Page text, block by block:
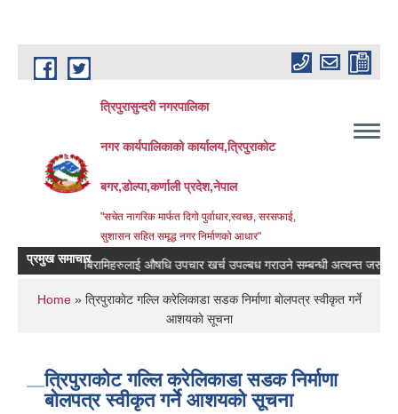
Skip to main content
त्रिपुरासुन्दरी नगरपालिका
नगर कार्यपालिकाको कार्यालय,त्रिपुराकोट
बगर,डोल्पा,कर्णाली प्रदेश,नेपाल
"सचेत नागरिक मार्फत दिगो पुर्वाधार,स्वच्छ, सरसफाई,
सुशासन सहित समृद्ध नगर निर्माणको आधार"
प्रमुख समाचार
बिरामिहरुलाई ‍‌औषधि उपचार खर्च उपल्बध गराउने सम्बन्धी अत्यन्त जरुरी सुचना
You are here
Home» त्रिपुराकाेट गल्लि करेलिकाडा सडक निर्माणा बाेलपत्र स्वीकृत गर्ने
आशयकाे सूचना
त्रिपुराकाेट गल्लि करेलिकाडा सडक निर्माणा
बाेलपत्र स्वीकृत गर्ने आशयकाे सूचना